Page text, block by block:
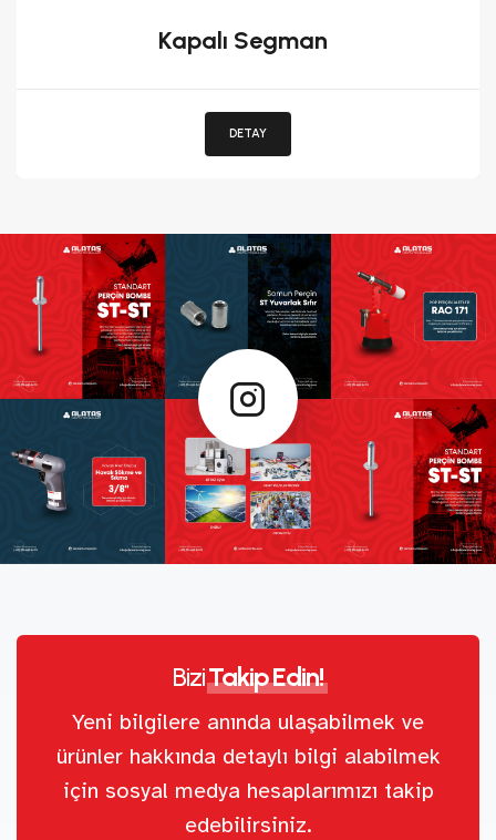
Kapalı Segman
DETAY
BiziTakip Edin!
Yeni bilgilere anında ulaşabilmek ve
ürünler hakkında detaylı bilgi alabilmek
için sosyal medya hesaplarımızı takip
edebilirsiniz.